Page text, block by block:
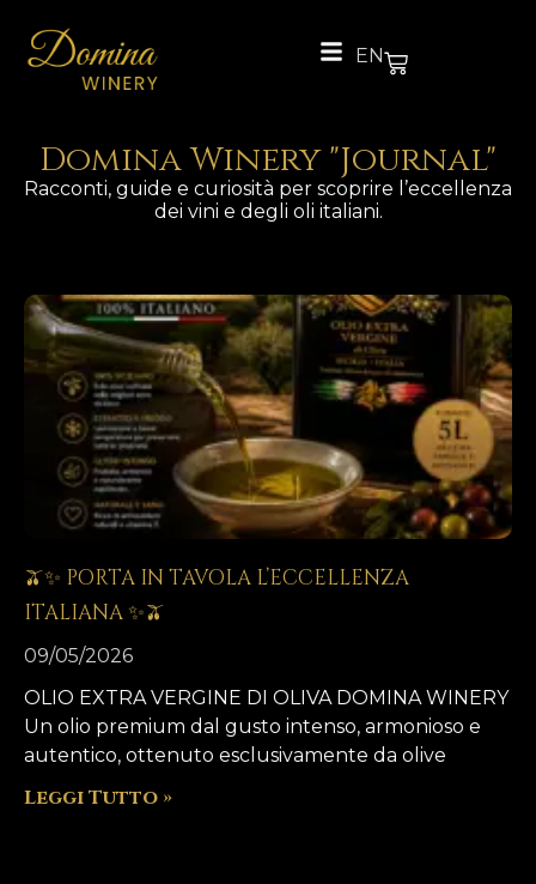
EN
Domina Winery "Journal"
Racconti, guide e curiosità per scoprire l’eccellenza
dei vini e degli oli italiani.
🫒✨ PORTA IN TAVOLA L’ECCELLENZA
ITALIANA ✨🫒
09/05/2026
OLIO EXTRA VERGINE DI OLIVA DOMINA WINERY
Un olio premium dal gusto intenso, armonioso e
autentico, ottenuto esclusivamente da olive
Leggi Tutto »